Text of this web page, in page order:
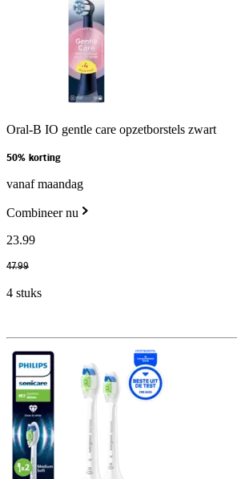
Oral-B IO gentle care opzetborstels zwart
50% korting
vanaf maandag
Combineer nu
23.99
47.99
4 stuks